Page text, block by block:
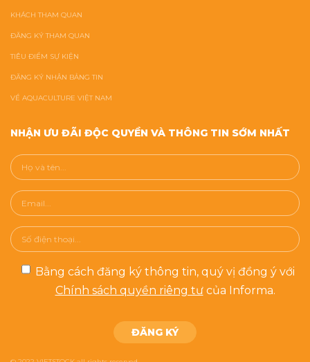
KHÁCH THAM QUAN
ĐĂNG KÝ THAM QUAN
TIÊU ĐIỂM SỰ KIỆN
ĐĂNG KÝ NHẬN BẢNG TIN
VỀ AQUACULTURE VIỆT NAM
NHẬN ƯU ĐÃI ĐỘC QUYỀN VÀ THÔNG TIN SỚM NHẤT
Bằng cách đăng ký thông tin, quý vị đồng ý với
Chính sách quyền riêng tưcủa Informa.